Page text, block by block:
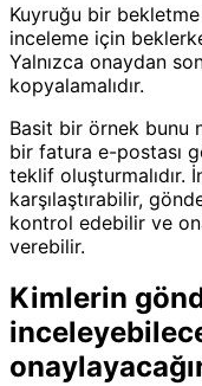
Kuyruğu bir
inceleme için
Yalnızca onaydan
kopyalamalıdır.
Basit bir örnek bunu
bir fatura e-postası
teklif oluşturmalıdır.
karşılaştırabilir,
kontrol edebilir ve
verebilir.
Kimlerin